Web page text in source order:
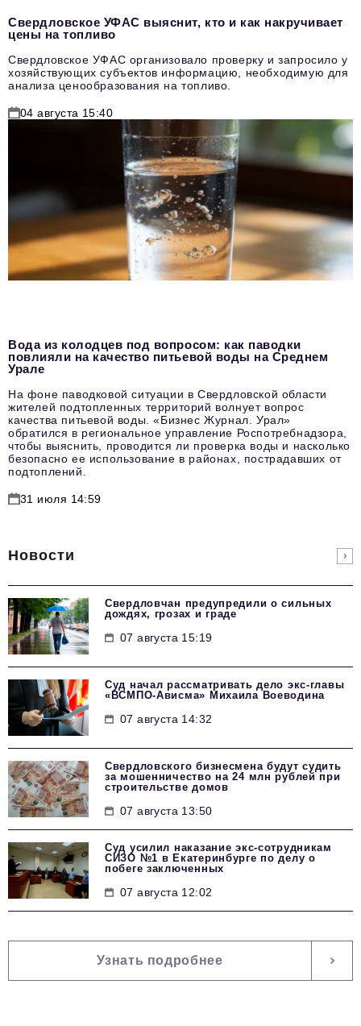
Свердловское УФАС выяснит, кто и как накручивает
цены на топливо
Свердловское УФАС организовало проверку и запросило у
хозяйствующих субъектов информацию, необходимую для
анализа ценообразования на топливо.
04 августа 15:40
Вода из колодцев под вопросом: как паводки
повлияли на качество питьевой воды на Среднем
Урале
На фоне паводковой ситуации в Свердловской области
жителей подтопленных территорий волнует вопрос
качества питьевой воды. «Бизнес Журнал. Урал»
обратился в региональное управление Роспотребнадзора,
чтобы выяснить, проводится ли проверка воды и насколько
безопасно ее использование в районах, пострадавших от
подтоплений.
31 июля 14:59
Новости
Свердловчан предупредили о сильных
дождях, грозах и граде
07 августа 15:19
Суд начал рассматривать дело экс-главы
«ВСМПО-Ависма» Михаила Воеводина
07 августа 14:32
Свердловского бизнесмена будут судить
за мошенничество на 24 млн рублей при
строительстве домов
07 августа 13:50
Суд усилил наказание экс-сотрудникам
СИЗО №1 в Екатеринбурге по делу о
побеге заключенных
07 августа 12:02
Узнать подробнее